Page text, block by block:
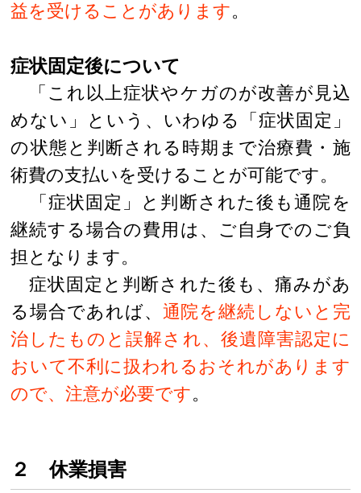
益を受けることがあります。
症状固定後について
「これ以上症状やケガのが改善が見込
めない」という、いわゆる「症状固定」
の状態と判断される時期まで治療費・施
術費の支払いを受けることが可能です。
「症状固定」と判断された後も通院を
継続する場合の費用は、ご自身でのご負
担となります。
症状固定と判断された後も、痛みがあ
る場合であれば、 通院を継続しないと完
治したものと誤解され、後遺障害認定に
おいて不利に扱われるおそれがあります
ので、注意が必要です。
２ 休業損害